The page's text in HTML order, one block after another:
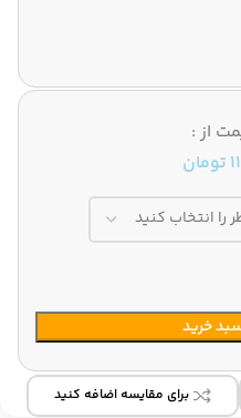
از :
تومان
خرید
برای مقایسه اضافه کنید